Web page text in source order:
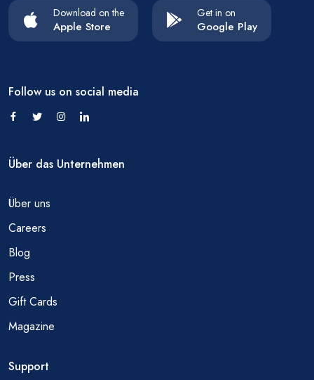
Download on the
Apple Store
Get in on
Google Play
Follow us on social media
Über das Unternehmen
Über uns
Careers
Blog
Press
Gift Cards
Magazine
Support